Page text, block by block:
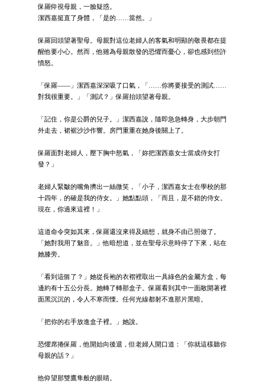
保羅仰視母親，一臉疑惑。
潔西嘉挺直了身體，「是的……當然。」
保羅回頭望著聖母。母親對這位老婦人的客氣和明顯的敬畏都在提
醒他要小心。然而，他雖為母親散發的恐懼而憂心，卻也感到些許
憤怒。
「保羅——」潔西嘉深深吸了口氣，「……你將要接受的測試……
對我很重要。」「測試？」保羅抬頭望著母親。
「記住，你是公爵的兒子。」潔西嘉說，隨即急急轉身，大步朝門
外走去，裙裾沙沙作響。房門重重在她身後關上了。
保羅面對老婦人，壓下胸中怒氣，「妳把潔西嘉女士當成侍女打
發？」
老婦人緊皺的嘴角擠出一絲微笑，「小子，潔西嘉女士在學校的那
十四年，的確是我的侍女。」她點點頭，「而且，是不錯的侍女。
現在，你過來這裡！」
這道命令突如其來，保羅還沒來得及細想，就身不由己照做了。
「她對我用了魅音。」他暗想道，並在聖母示意時停了下來，站在
她膝旁。
「看到這個了？」她從長袍的衣褶裡取出一具綠色的金屬方盒，每
邊約有十五公分長。她轉了轉那盒子。保羅看到其中一面敞開著裡
面黑沉沉的，令人不寒而慄。任何光線都射不進那片黑暗。
「把你的右手放進盒子裡。」她說。
恐懼席捲保羅，他開始向後退，但老婦人開口道：「你就這樣聽你
母親的話？」
他仰望那雙鷹隼般的眼睛。